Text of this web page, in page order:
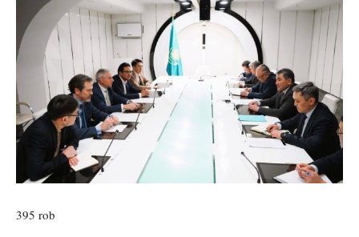
395 rob